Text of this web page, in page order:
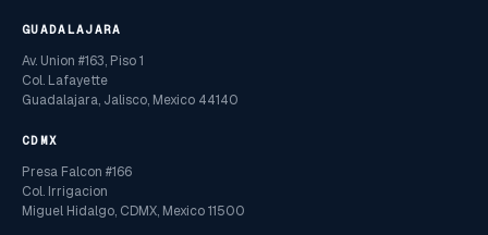
GUADALAJARA
Av. Union #163, Piso 1
Col. Lafayette
Guadalajara, Jalisco, Mexico 44140
CDMX
Presa Falcon #166
Col. Irrigacion
Miguel Hidalgo, CDMX, Mexico 11500